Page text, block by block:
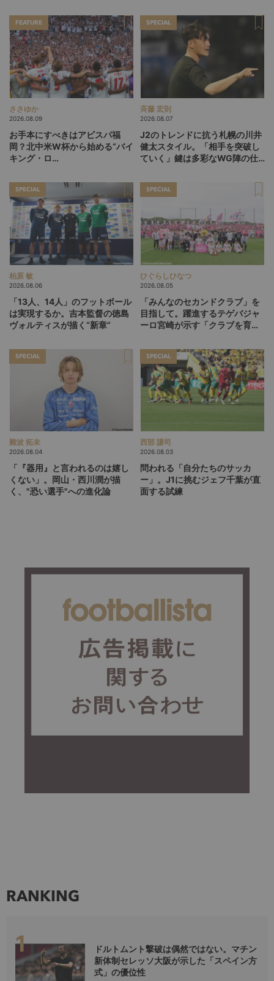
FEATURE
ささゆか
2026.08.09
お手本にすべきはアビスパ福
岡？北中米W杯から始める“バイ
キング・ロ
探す旅
SPECIAL
斉藤 宏則
2026.08.07
J2のトレンドに抗う札幌の川井
健太スタイル。「相手を突破し
ていく」鍵は多彩なWG陣の仕
SPECIAL
柏原 敏
2026.08.06
「13人、14人」のフットボール
は実現するか。吉本監督の徳島
ヴォルティスが描く“新章”
SPECIAL
ひぐらしひなつ
2026.08.05
「みんなのセカンドクラブ」を
目指して。躍進するテゲバジャ
ーロ宮崎が示す「クラブを育て
SPECIAL
難波 拓未
2026.08.04
「『器用』と言われるのは嬉し
くない」。岡山・西川潤が描
く、"恐い選手"への進化論
SPECIAL
西部 謙司
2026.08.03
問われる「自分たちのサッカ
ー」。J1に挑むジェフ千葉が直
面する試練
RANKING
ドルトムント撃破は偶然ではない。マチン
新体制セレッソ大阪が示した「スペイン方
式」の優位性